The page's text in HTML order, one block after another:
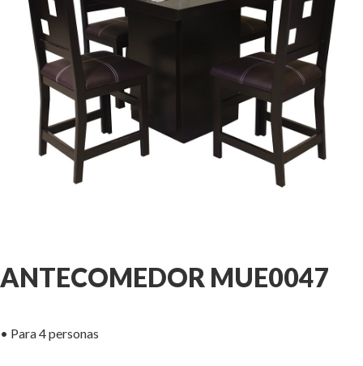
ANTECOMEDOR MUE0047
• Para 4 personas